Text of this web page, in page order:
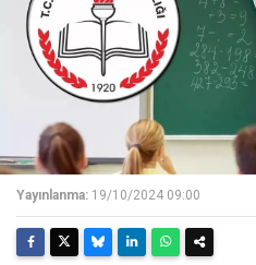
Yayınlanma: 19/10/2024 09:00